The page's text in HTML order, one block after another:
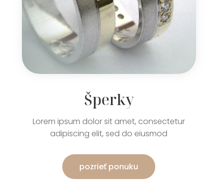
Šperky
Lorem ipsum dolor sit amet, consectetur
adipiscing elit, sed do eiusmod
pozrieť ponuku